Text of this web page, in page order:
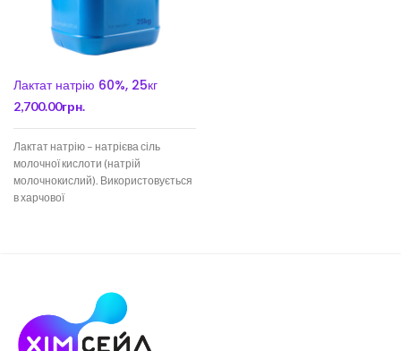
Лактат натрію 60%, 25кг
2,700.00грн.
Лактат натрію – натрієва сіль
молочної кислоти (натрій
молочнокислий). Використовується
в харчової